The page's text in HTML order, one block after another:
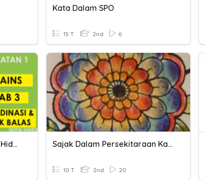
Kata Dalam SPO
15 T 2nd 6
Hemeotasis Dalam Benda Hidup Sajak Dalam Persekitaraan Kata-Kata
10 T 2nd 20